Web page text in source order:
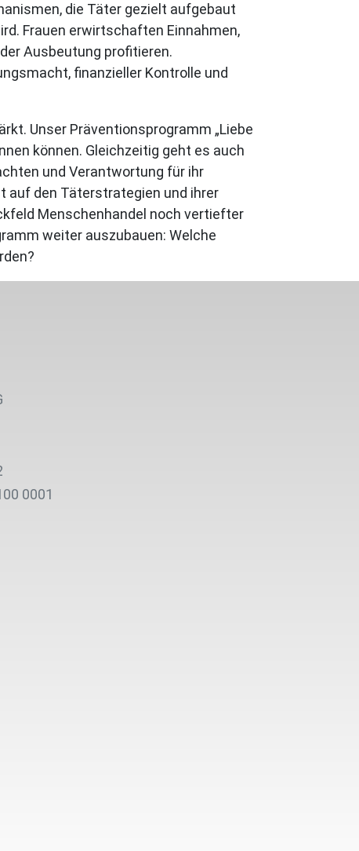
die Täter gezielt aufgebaut
Frauen erwirtschaften Einnahmen,
Ausbeutung profitieren.
finanzieller Kontrolle und
Unser Präventionsprogramm „Liebe
können. Gleichzeitig geht es auch
und Verantwortung für ihr
auf den Täterstrategien und ihrer
Menschenhandel noch vertiefter
weiter auszubauen: Welche
0001